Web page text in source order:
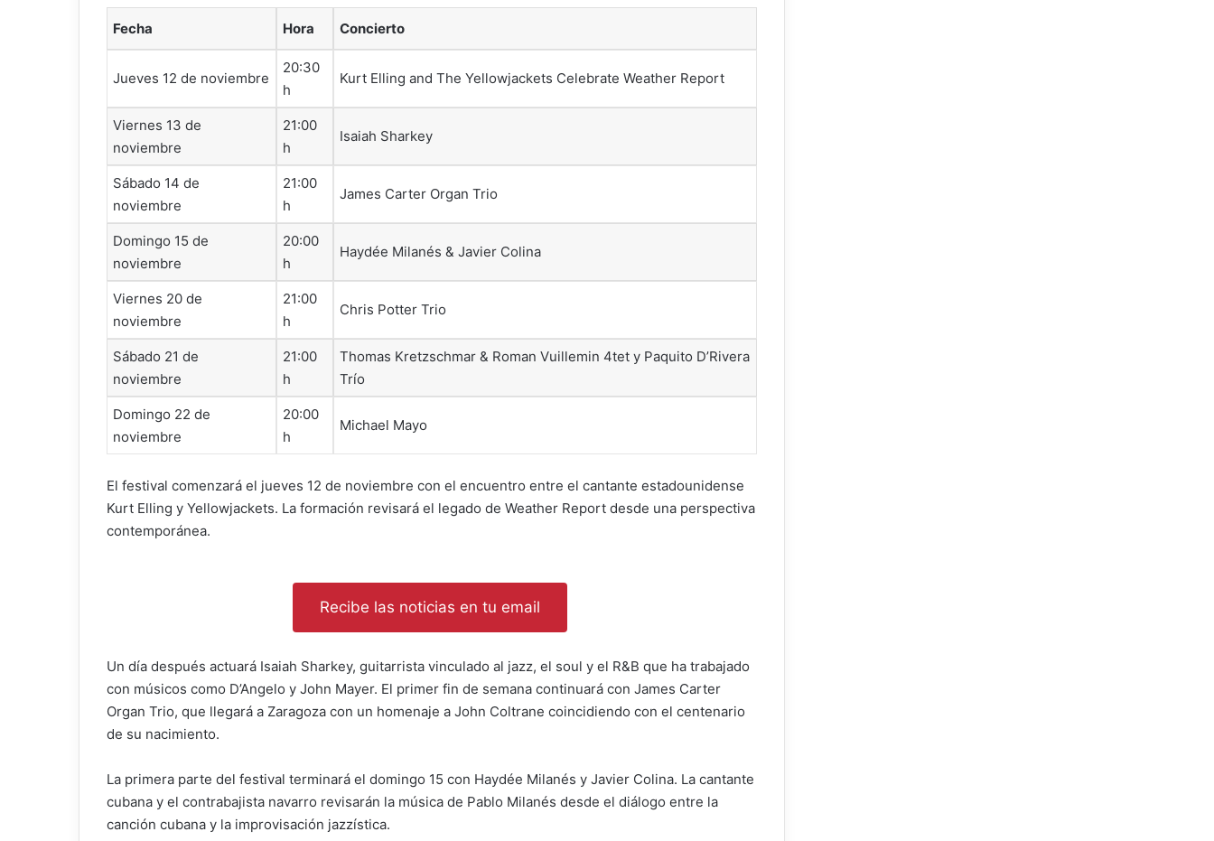
Fecha Hora Concierto
Jueves 12 de noviembre
20:30
h
Kurt Elling and The Yellowjackets Celebrate Weather Report
Viernes 13 de
noviembre
21:00
h
Isaiah Sharkey
Sábado 14 de
noviembre
21:00
h
James Carter Organ Trio
Domingo 15 de
noviembre
20:00
h
Haydée Milanés & Javier Colina
Viernes 20 de
noviembre
21:00
h
Chris Potter Trio
Sábado 21 de
noviembre
21:00
h
Thomas Kretzschmar & Roman Vuillemin 4tet y Paquito D’Rivera
Trío
Domingo 22 de
noviembre
20:00
h
Michael Mayo
El festival comenzará el jueves 12 de noviembre con el encuentro entre el cantante estadounidense
Kurt Elling y Yellowjackets. La formación revisará el legado de Weather Report desde una perspectiva
contemporánea.
Recibe las noticias en tu email
Un día después actuará Isaiah Sharkey, guitarrista vinculado al jazz, el soul y el R&B que ha trabajado
con músicos como D’Angelo y John Mayer. El primer fin de semana continuará con James Carter
Organ Trio, que llegará a Zaragoza con un homenaje a John Coltrane coincidiendo con el centenario
de su nacimiento.
La primera parte del festival terminará el domingo 15 con Haydée Milanés y Javier Colina. La cantante
cubana y el contrabajista navarro revisarán la música de Pablo Milanés desde el diálogo entre la
canción cubana y la improvisación jazzística.